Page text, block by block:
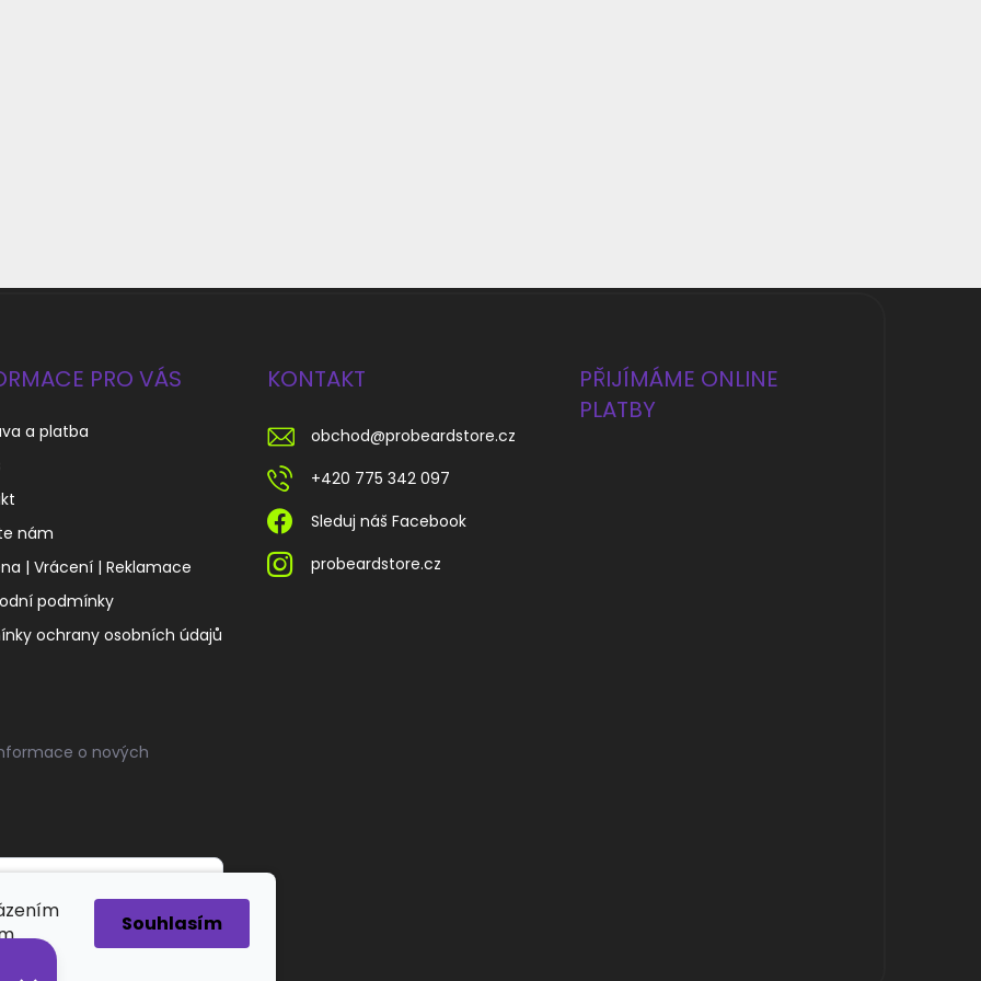
Souhlasím
PRO VÁS
a platba
nám
| Vrácení | Reklamace
podmínky
ochrany osobních údajů
KONTAKT
obchod@probeardstore.cz
+420 775 342 097
Sleduj náš Facebook
probeardstore.cz
PŘIJÍMÁME ONLINE
PLATBY
o nových